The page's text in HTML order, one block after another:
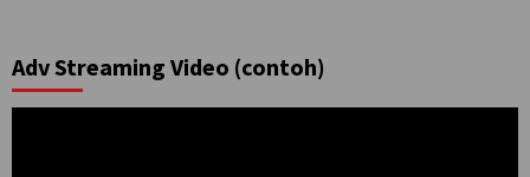
Adv Streaming Video (contoh)